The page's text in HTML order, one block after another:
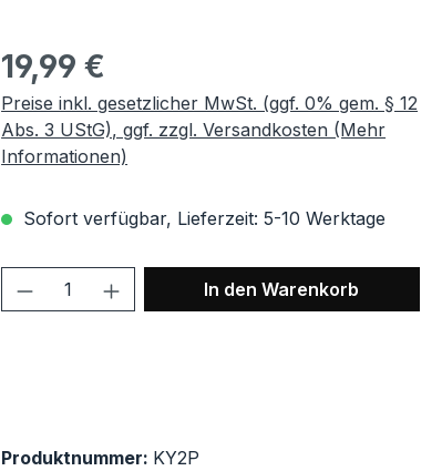
Regulärer Preis:
19,99 €
Preise inkl. gesetzlicher MwSt. (ggf. 0% gem. § 12
Abs. 3 UStG), ggf. zzgl. Versandkosten (Mehr
Informationen)
Sofort verfügbar, Lieferzeit: 5-10 Werktage
Produkt Anzahl: Gib den
In den Warenkorb
Produktnummer: KY2P